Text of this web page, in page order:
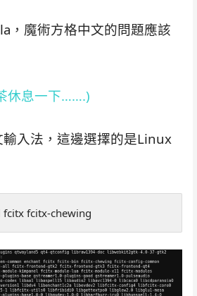
，魔術方格中文的問題應該
休息一下…….)
入法，這邊選擇的是Linux
fcitx-chewing